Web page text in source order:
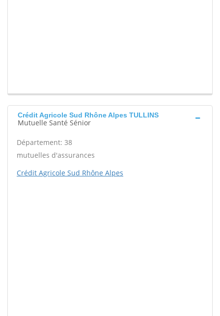
Crédit Agricole Sud Rhône Alpes TULLINS
Mutuelle Santé Sénior
Département: 38
mutuelles d'assurances
Crédit Agricole Sud Rhône Alpes